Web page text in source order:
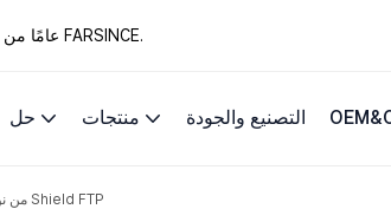
13 عامًا من حلول الكابلات المصممة بخبرة من قبل شركة FARSINCE.
حل منتجات التصنيع والجودة
كابل توصيل إيثرنت Cat6 بمقبس RJ45 من نوع Shield FTP